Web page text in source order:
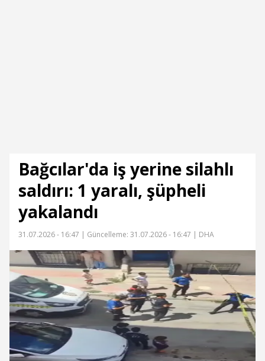
Bağcılar'da iş yerine silahlı
saldırı: 1 yaralı, şüpheli
yakalandı
31.07.2026 - 16:47 | Güncelleme: 31.07.2026 - 16:47 | DHA